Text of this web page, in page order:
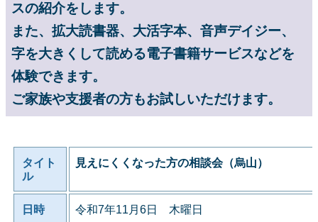
スの紹介をします。
また、拡大読書器、大活字本、音声デイジー、
字を大きくして読める電子書籍サービスなどを
体験できます。
ご家族や支援者の方もお試しいただけます。
タイト
ル
見えにくくなった方の相談会（烏山）
日時
令和7年11月6日 木曜日